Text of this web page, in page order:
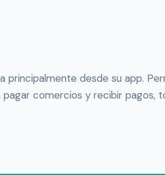
principalmente desde su app.
comercios y recibir pagos,